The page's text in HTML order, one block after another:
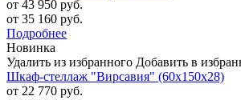
от 43 950 руб.
от 35 160 руб.
Подробнее
Новинка
Удалить из избранного Добавить в
Шкаф-стеллаж "Вирсавия" (60х150х28)
от 22 770 руб.